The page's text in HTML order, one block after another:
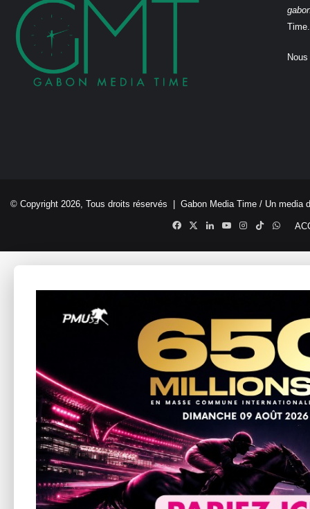
Time.
© Copyright 2026, Tous droits réservés | Gabon Media Time / Un media
Facebook
X LinkedinYouTubeInstagram
TikTok